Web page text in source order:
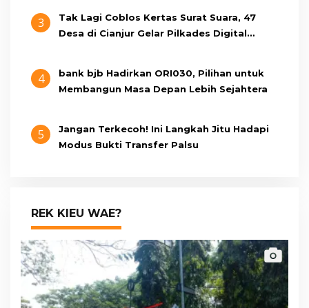
3
Tak Lagi Coblos Kertas Surat Suara, 47
Desa di Cianjur Gelar Pilkades Digital
4
bank bjb Hadirkan ORI030, Pilihan untuk
Membangun Masa Depan Lebih Sejahtera
5
Jangan Terkecoh! Ini Langkah Jitu Hadapi
Modus Bukti Transfer Palsu
REK KIEU WAE?